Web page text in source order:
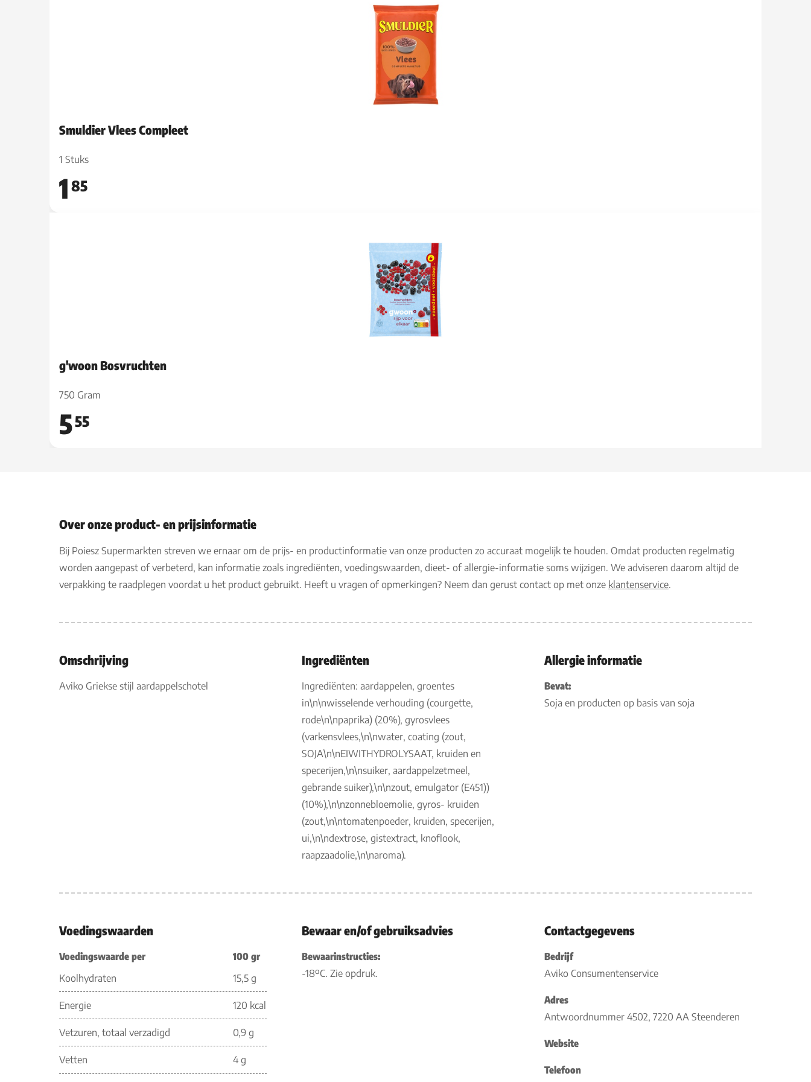
Smuldier Vlees Compleet
1 Stuks
1 85
g'woon Bosvruchten
750 Gram
555
Over onze product- en prijsinformatie
Bij Poiesz Supermarkten streven we ernaar om de prijs- en productinformatie van onze producten zo accuraat mogelijk te houden. Omdat producten regelmatig
worden aangepast of verbeterd, kan informatie zoals ingrediënten, voedingswaarden, dieet- of allergie-informatie soms wijzigen. We adviseren daarom altijd de
verpakking te raadplegen voordat u het product gebruikt. Heeft u vragen of opmerkingen? Neem dan gerust contact op met onze klantenservice.
Omschrijving
Aviko Griekse stijl aardappelschotel
Ingrediënten
Ingrediënten: aardappelen, groentes
in\n\nwisselende verhouding (courgette,
rode\n\npaprika) (20%), gyrosvlees
(varkensvlees,\n\nwater, coating (zout,
SOJA\n\nEIWITHYDROLYSAAT, kruiden en
specerijen,\n\nsuiker, aardappelzetmeel,
gebrande suiker),\n\nzout, emulgator (E451))
(10%),\n\nzonnebloemolie, gyros- kruiden
(zout,\n\ntomatenpoeder, kruiden, specerijen,
ui,\n\ndextrose, gistextract, knoflook,
raapzaadolie,\n\naroma).
Allergie informatie
Bevat:
Soja en producten op basis van soja
Voedingswaarden
Voedingswaarde per
100 gr
Koolhydraten
15,5 g
Energie 120 kcal
Vetzuren, totaal verzadigd 0,9 g
Vetten 4 g
Bewaar en/of gebruiksadvies
Bewaarinstructies:
-18ºC. Zie opdruk.
Contactgegevens
Bedrijf
Aviko Consumentenservice
Adres
Antwoordnummer 4502, 7220 AA Steenderen
Website
Telefoon